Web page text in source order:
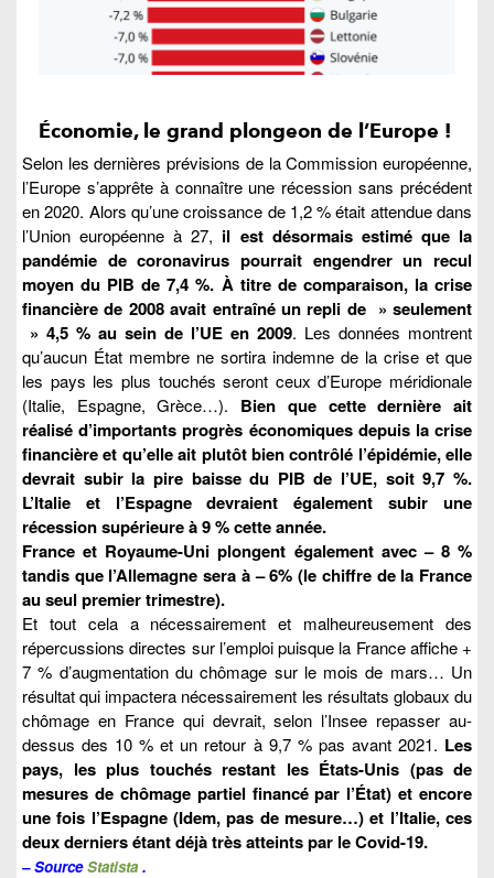
Économie, le grand plongeon de l’Europe !
Selon les dernières prévisions de la Commission européenne,
l’Europe s’apprête à connaître une récession sans précédent
en 2020. Alors qu’une croissance de 1,2 % était attendue dans
l’Union européenne à 27, il est désormais estimé que la
pandémie de coronavirus pourrait engendrer un recul
moyen du PIB de 7,4 %. À titre de comparaison, la crise
financière de 2008 avait entraîné un repli de » seulement
» 4,5 % au sein de l’UE en 2009. Les données montrent
qu’aucun État membre ne sortira indemne de la crise et que
les pays les plus touchés seront ceux d’Europe méridionale
(Italie, Espagne, Grèce…). Bien que cette dernière ait
réalisé d’importants progrès économiques depuis la crise
financière et qu’elle ait plutôt bien contrôlé l’épidémie, elle
devrait subir la pire baisse du PIB de l’UE, soit 9,7 %.
L’Italie et l’Espagne devraient également subir une
récession supérieure à 9 % cette année.
France et Royaume-Uni plongent également avec – 8 %
tandis que l’Allemagne sera à – 6% (le chiffre de la France
au seul premier trimestre).
Et tout cela a nécessairement et malheureusement des
répercussions directes sur l’emploi puisque la France affiche +
7 % d’augmentation du chômage sur le mois de mars… Un
résultat qui impactera nécessairement les résultats globaux du
chômage en France qui devrait, selon l’Insee repasser au-
dessus des 10 % et un retour à 9,7 % pas avant 2021. Les
pays, les plus touchés restant les États-Unis (pas de
mesures de chômage partiel financé par l’État) et encore
une fois l’Espagne (Idem, pas de mesure…) et l’Italie, ces
deux derniers étant déjà très atteints par le Covid-19.
– SourceStatista .